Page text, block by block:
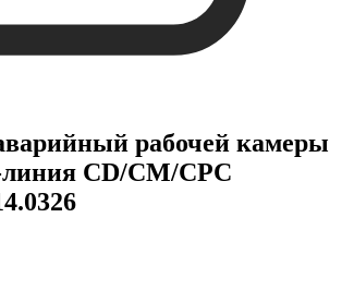
рабочей камеры
CD/CM/CPC